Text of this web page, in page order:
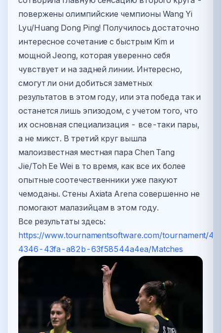
повержены олимпийские чемпионы Wang Yi
Lyu/Huang Dong Ping! Получилось достаточно
интересное сочетание с быстрым Kim и
мощной Jeong, которая уверенно себя
чувствует и на задней линии. Интересно,
смогут ли они добиться заметных
результатов в этом году, или эта победа так и
останется лишь эпизодом, с учетом того, что
их основная специализация - все-таки пары,
а не микст. В третий круг вышла
малоизвестная местная пара Chen Tang
Jie/Toh Ee Wei в то время, как все их более
опытные соотечественники уже пакуют
чемоданы. Стены Axiata Arena совершенно не
помогают малазийцам в этом году.
Все результаты здесь:
https://www.tournamentsoftware.com/tournament/
4346-43fa-a82b-63f58544a4ea/Matches